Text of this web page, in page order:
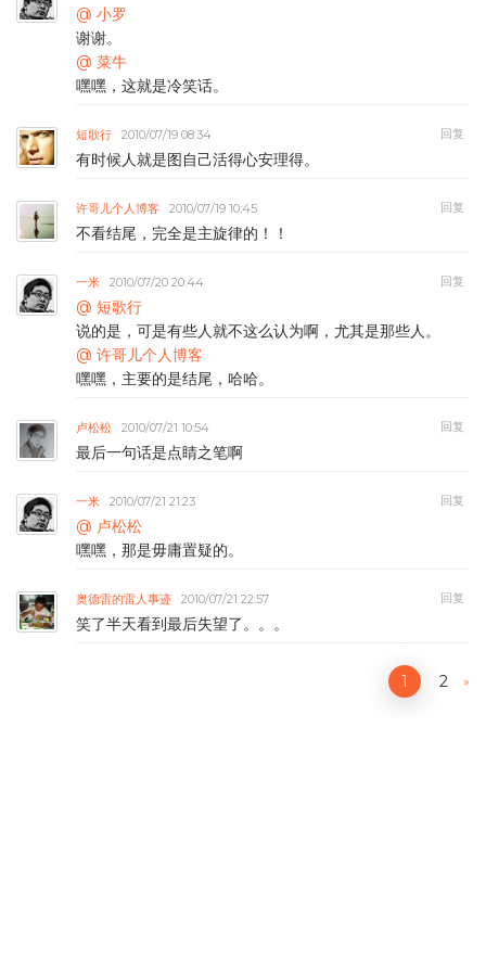
@ 小罗
谢谢。
@ 菜牛
嘿嘿，这就是冷笑话。
短歌行 2010/07/19 08:34 回复
有时候人就是图自己活得心安理得。
许哥儿个人博客 2010/07/19 10:45 回复
不看结尾，完全是主旋律的！！
一米 2010/07/20 20:44 回复
@ 短歌行
说的是，可是有些人就不这么认为啊，尤其是那些人。
@ 许哥儿个人博客
嘿嘿，主要的是结尾，哈哈。
卢松松 2010/07/21 10:54 回复
最后一句话是点睛之笔啊
一米 2010/07/21 21:23 回复
@ 卢松松
嘿嘿，那是毋庸置疑的。
奥德雷的雷人事迹 2010/07/21 22:57 回复
笑了半天看到最后失望了。。。
1 2 »